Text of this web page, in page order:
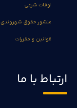
اوقات شرعی
منشور حقوق شهروندی
قوانین و مقررات
ارتباط با ما